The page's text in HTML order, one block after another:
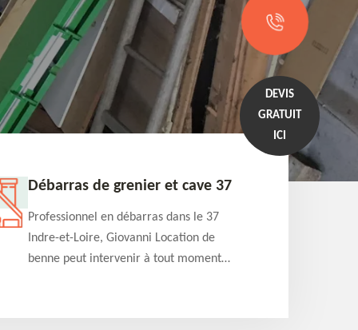
DEVIS
GRATUIT
ICI
Débarras de grenier et cave 37
Professionnel en débarras dans le 37
Indre-et-Loire, Giovanni Location de
benne peut intervenir à tout moment
détaillé offert